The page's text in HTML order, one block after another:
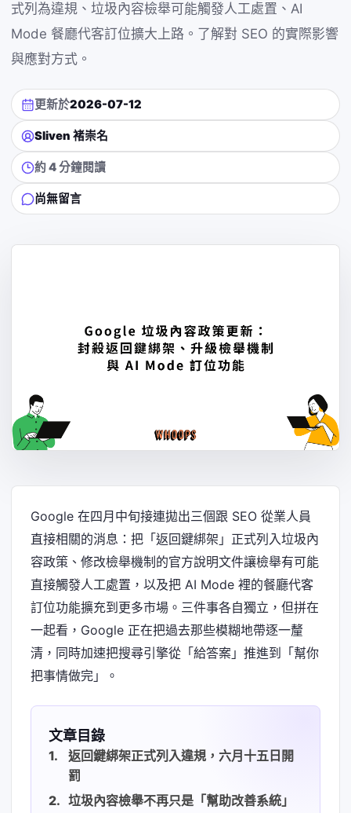
式列為違規、垃圾內容檢舉可能觸發人工處置、AI
Mode 餐廳代客訂位擴大上路。了解對 SEO 的實際影響
與應對方式。
更新於2026-07-12
Sliven 褚崇名
約 4 分鐘閱讀
尚無留言
Google 在四月中旬接連拋出三個跟 SEO 從業人員
直接相關的消息：把「返回鍵綁架」正式列入垃圾內
容政策、修改檢舉機制的官方說明文件讓檢舉有可能
直接觸發人工處置，以及把 AI Mode 裡的餐廳代客
訂位功能擴充到更多市場。三件事各自獨立，但拼在
一起看，Google 正在把過去那些模糊地帶逐一釐
清，同時加速把搜尋引擎從「給答案」推進到「幫你
把事情做完」。
文章目錄
返回鍵綁架正式列入違規，六月十五日開
罰
垃圾內容檢舉不再只是「幫助改善系統」